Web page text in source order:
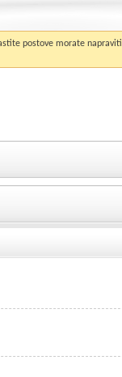
postove morate napraviti